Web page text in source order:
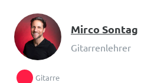
Mirco Sontag
Gitarrenlehrer
Gitarre